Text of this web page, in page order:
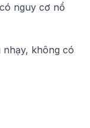
nguy cơ nổ
nhạy, không có